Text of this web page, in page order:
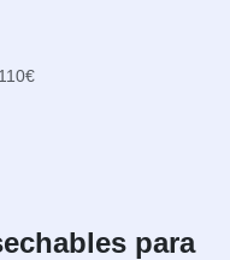
para